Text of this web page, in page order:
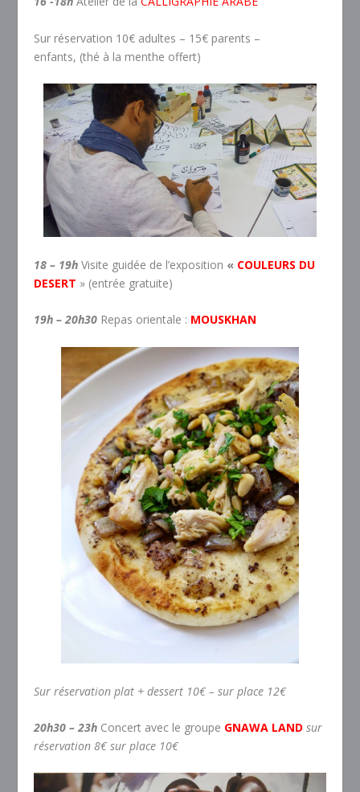
Sur réservation 10€ adultes – 15€ parents –
enfants, (thé à la menthe offert)
18 – 19h Visite guidée de l’exposition « COULEURS DU
DESERT » (entrée gratuite)
19h – 20h30 Repas orientale : MOUSKHAN
Sur réservation plat + dessert 10€ – sur place 12€
20h30 – 23h Concert avec le groupe GNAWA LAND sur
réservation 8€ sur place 10€